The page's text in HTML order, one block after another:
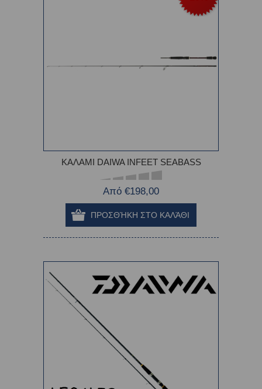
ΚΑΛΑΜΙ DAIWA INFEET SEABASS
Από €198,00